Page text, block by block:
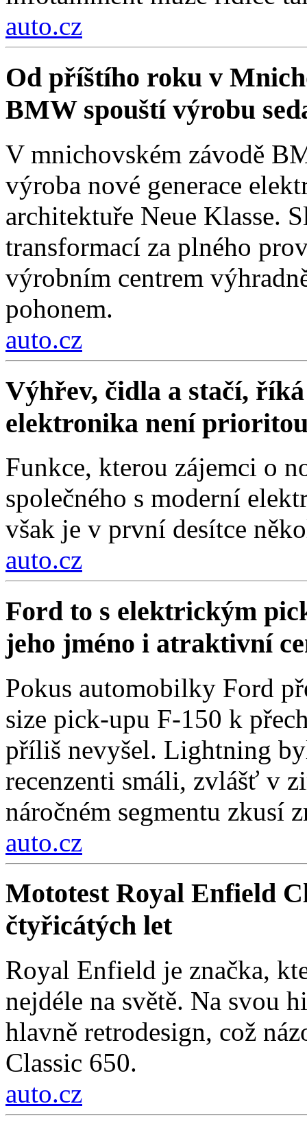
auto.cz
Od příštího roku v
BMW spouští výrobu
V mnichovském závodě
výroba nové generace
architektuře Neue Klasse.
transformací za plného
výrobním centrem
pohonem.
auto.cz
Výhřev, čidla a stačí,
elektronika není
Funkce, kterou zájemci o
společného s moderní
však je v první desítce
auto.cz
Ford to s elektrickým
jeho jméno i atraktivní
Pokus automobilky Ford
size pick-upu F-150 k
příliš nevyšel. Lightning
recenzenti smáli, zvlášť v
náročném segmentu zkusí
auto.cz
Mototest Royal Enfield
čtyřicátých let
Royal Enfield je značka,
nejdéle na světě. Na svou
hlavně retrodesign, což
Classic 650.
auto.cz